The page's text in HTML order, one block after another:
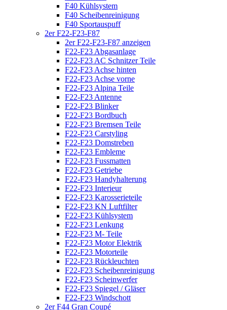
F40 Kühlsystem
F40 Scheibenreinigung
F40 Sportauspuff
2er F22-F23-F87
2er F22-F23-F87 anzeigen
F22-F23 Abgasanlage
F22-F23 AC Schnitzer Teile
F22-F23 Achse hinten
F22-F23 Achse vorne
F22-F23 Alpina Teile
F22-F23 Antenne
F22-F23 Blinker
F22-F23 Bordbuch
F22-F23 Bremsen Teile
F22-F23 Carstyling
F22-F23 Domstreben
F22-F23 Embleme
F22-F23 Fussmatten
F22-F23 Getriebe
F22-F23 Handyhalterung
F22-F23 Interieur
F22-F23 Karosserieteile
F22-F23 KN Luftfilter
F22-F23 Kühlsystem
F22-F23 Lenkung
F22-F23 M- Teile
F22-F23 Motor Elektrik
F22-F23 Motorteile
F22-F23 Rückleuchten
F22-F23 Scheibenreinigung
F22-F23 Scheinwerfer
F22-F23 Spiegel / Gläser
F22-F23 Windschott
2er F44 Gran Coupé